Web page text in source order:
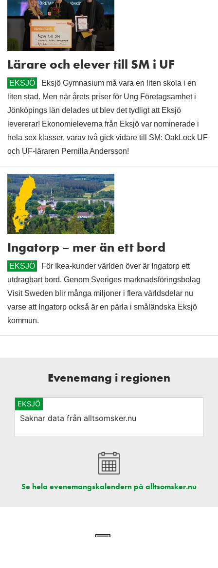
Lärare och elever till SM i UF
EKSJÖ
Eksjö Gymnasium må vara en liten skola i en
liten stad. Men när årets priser för Ung Företagsamhet i
Jönköpings län delades ut blev det tydligt att Eksjö
levererar! Ekonomieleverna från Eksjö var nominerade i
hela sex klasser, varav två gick vidare till SM: OakLock UF
och UF-läraren Pernilla Andersson!
Ingatorp – mer än ett bord
EKSJÖ
För Ikea-kunder världen över är Ingatorp ett
utdragbart bord. Genom Sveriges marknadsföringsbolag
Visit Sweden blir många miljoner i flera världsdelar nu
varse att Ingatorp också är en pärla i småländska Eksjö
kommun.
Evenemang i regionen
EKSJÖ
Saknar data från alltsomsker.nu
Se hela evenemangskalendern på alltsomsker.nu